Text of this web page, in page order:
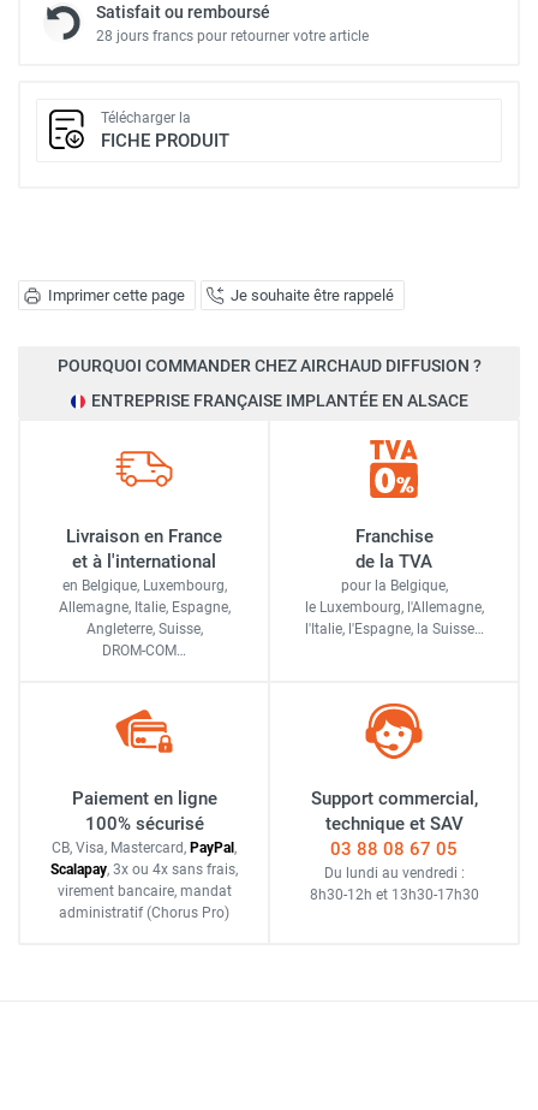
Imprimer cette page Je souhaite être rappelé
Satisfait ou remboursé
28 jours francs pour retourner votre article
Télécharger la
FICHE PRODUIT
POURQUOI COMMANDER CHEZ AIRCHAUD DIFFUSION ?
ENTREPRISE FRANÇAISE IMPLANTÉE EN ALSACE
Livraison en France
et à l'international
en Belgique, Luxembourg,
Allemagne, Italie, Espagne,
Angleterre, Suisse,
DROM-COM…
Franchise
de la TVA
pour la Belgique,
le Luxembourg, l'Allemagne,
l'Italie, l'Espagne, la Suisse…
Paiement en ligne
100% sécurisé
CB, Visa, Mastercard, PayPal ,
Scalapay, 3x ou 4x sans frais,
virement bancaire, mandat
administratif (Chorus Pro)
Support commercial,
technique et SAV
03 88 08 67 05
Du lundi au vendredi :
8h30-12h et 13h30-17h30